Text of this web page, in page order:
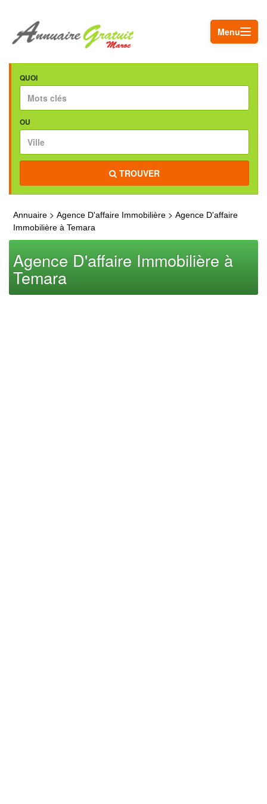
Menu
QUOI
OU
TROUVER
Annuaire > Agence D'affaire Immobilière > Agence D'affaire
Immobilière à Temara
Agence D'affaire Immobilière à
Temara